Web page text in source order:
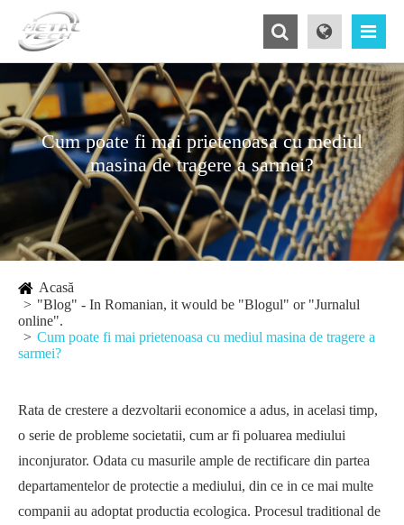
Cum poate fi mai prietenoasa cu mediul
masina de tragere a sarmei?
Acasă
"Blog" - In Romanian, it would be "Blogul" or "Jurnalul
online".
Cum poate fi mai prietenoasa cu mediul masina de tragere a
sarmei?
Rata de crestere a dezvoltarii economice a adus, in acelasi timp,
o serie de probleme societatii, cum ar fi poluarea mediului
inconjurator. Odata cu masurile ample de rectificare din partea
departamentelor de protectie a mediului, din ce in ce mai multe
companii au adoptat productia ecologica. Procesul traditional de